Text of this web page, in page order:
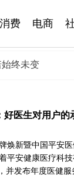
消费 电商
终未变
好医生对用户的
焕新暨中国平安
平安健康医疗科
并发布年度医健